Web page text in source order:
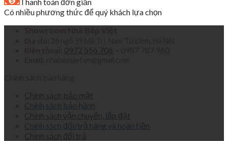
Có nhiều phương thức để quý khách lựa chọn
0972 556 706
Chính sách bảo mật
Chính sách bảo hành
Chính sách vận chuyển, lắp đặt
Chính sách đổi/trả hàng và hoàn tiền
Chính sách đổi trả